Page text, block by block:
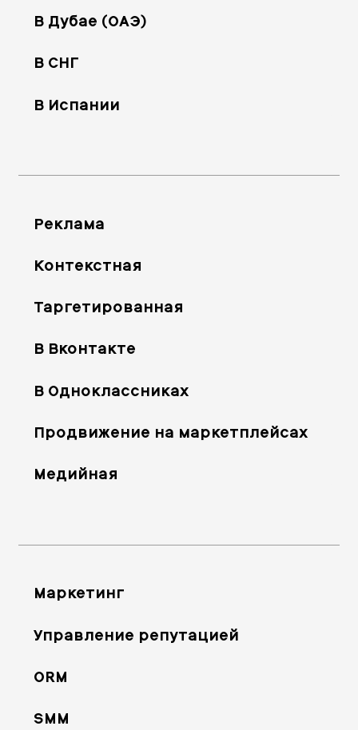
В Дубае (ОАЭ)
В СНГ
В Испании
Реклама
Контекстная
Таргетированная
В Вконтакте
В Одноклассниках
Продвижение на маркетплейсах
Медийная
Маркетинг
Управление репутацией
ORM
SMM